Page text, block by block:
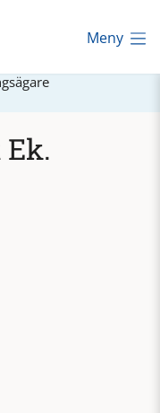
Meny